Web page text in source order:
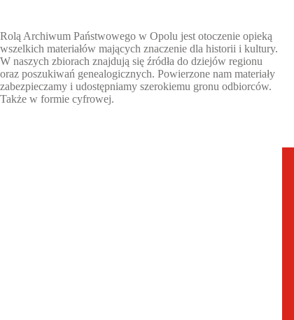
Rolą Archiwum Państwowego w Opolu jest otoczenie opieką
wszelkich materiałów mających znaczenie dla historii i kultury.
W naszych zbiorach znajdują się źródła do dziejów regionu
oraz poszukiwań genealogicznych. Powierzone nam materiały
zabezpieczamy i udostępniamy szerokiemu gronu odbiorców.
Także w formie cyfrowej.